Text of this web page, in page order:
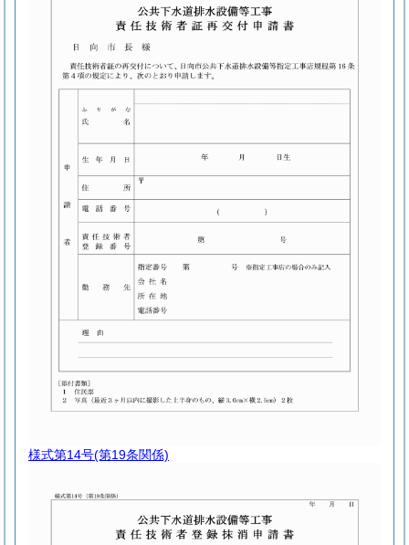
様式第14号(第19条関係)